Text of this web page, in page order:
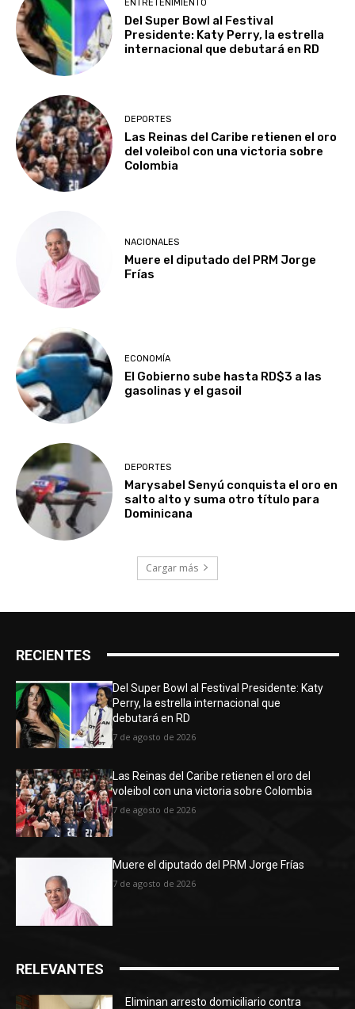
ENTRETENIMIENTO
Del Super Bowl al Festival
Presidente: Katy Perry, la estrella
internacional que debutará en RD
DEPORTES
Las Reinas del Caribe retienen el oro
del voleibol con una victoria sobre
Colombia
NACIONALES
Muere el diputado del PRM Jorge
Frías
ECONOMÍA
El Gobierno sube hasta RD$3 a las
gasolinas y el gasoil
DEPORTES
Marysabel Senyú conquista el oro en
salto alto y suma otro título para
Dominicana
Cargar más
RECIENTES
Del Super Bowl al Festival Presidente: Katy
Perry, la estrella internacional que
debutará en RD
7 de agosto de 2026
Las Reinas del Caribe retienen el oro del
voleibol con una victoria sobre Colombia
7 de agosto de 2026
Muere el diputado del PRM Jorge Frías
7 de agosto de 2026
RELEVANTES
Eliminan arresto domiciliario contra